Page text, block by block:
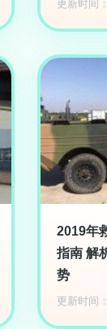
更新时间
2019年
指南 解
势
更新时间